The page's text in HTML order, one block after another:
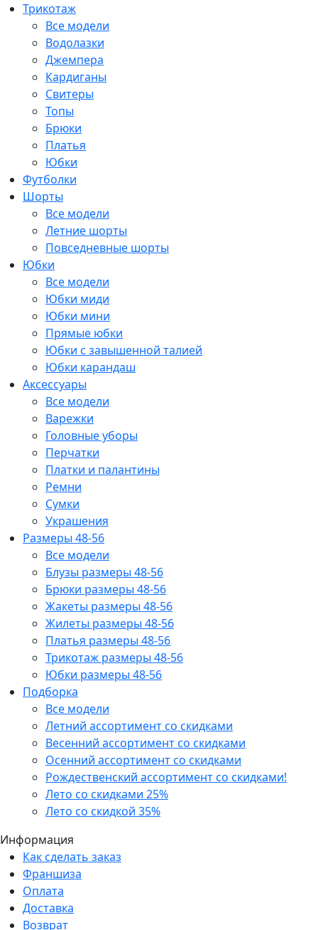
Трикотаж
Все модели
Водолазки
Джемпера
Кардиганы
Свитеры
Топы
Брюки
Платья
Юбки
Футболки
Шорты
Все модели
Летние шорты
Повседневные шорты
Юбки
Все модели
Юбки миди
Юбки мини
Прямые юбки
Юбки с завышенной талией
Юбки карандаш
Аксессуары
Все модели
Варежки
Головные уборы
Перчатки
Платки и палантины
Ремни
Сумки
Украшения
Размеры 48-56
Все модели
Блузы размеры 48-56
Брюки размеры 48-56
Жакеты размеры 48-56
Жилеты размеры 48-56
Платья размеры 48-56
Трикотаж размеры 48-56
Юбки размеры 48-56
Подборка
Все модели
Летний ассортимент со скидками
Весенний ассортимент со скидками
Осенний ассортимент со скидками
Рождественский ассортимент со скидками!
Лето со скидками 25%
Лето со скидкой 35%
Информация
Как сделать заказ
Франшиза
Оплата
Доставка
Возврат